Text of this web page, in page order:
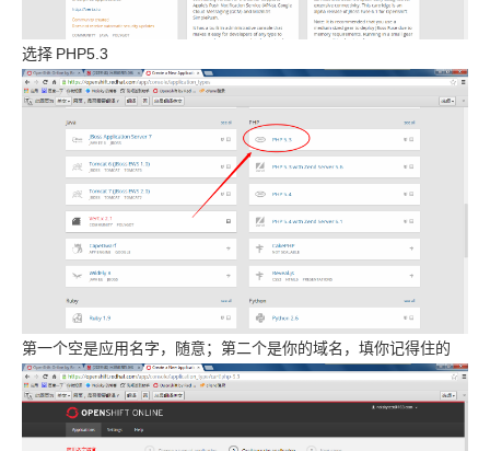
选择 PHP5.3
第一个空是应用名字，随意；第二个是你的域名，填你记得住的